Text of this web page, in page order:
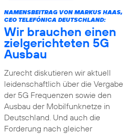
NAMENSBEITRAG VON MARKUS HAAS,
CEO TELEFÓNICA DEUTSCHLAND:
Wir brauchen einen
zielgerichteten 5G
Ausbau
Zurecht diskutieren wir aktuell
leidenschaftlich über die Vergabe
der 5G Frequenzen sowie den
Ausbau der Mobilfunknetze in
Deutschland. Und auch die
Forderung nach gleicher